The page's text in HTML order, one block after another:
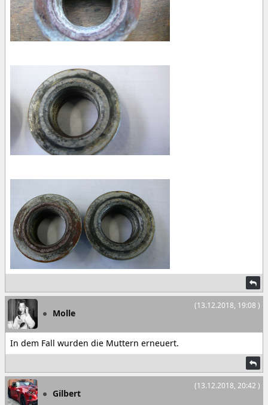
(13.12.2018, 19:08 )
Molle
In dem Fall wurden die Muttern erneuert.
(13.12.2018, 20:42 )
Gilbert